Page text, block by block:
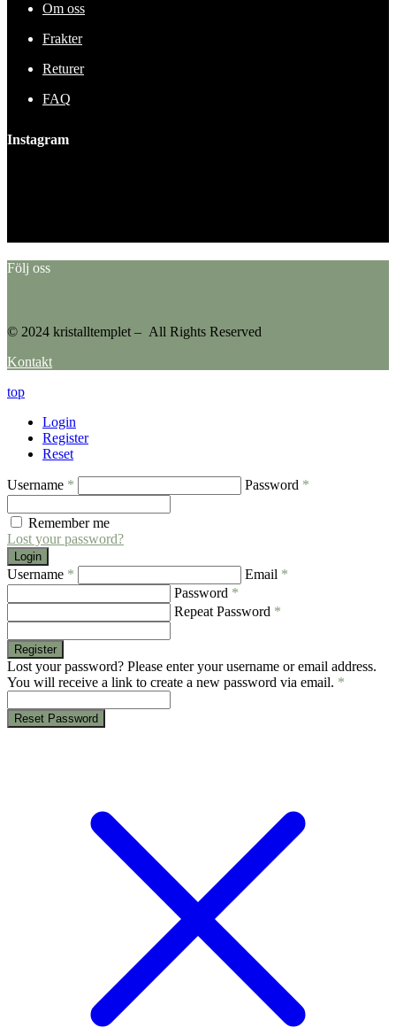
Om oss
Frakter
Returer
FAQ
Instagram
Följ oss
© 2024 kristalltemplet – All Rights Reserved
Kontakt
top
Login
Register
Reset
Username * Password *
Remember me
Lost your password?
Login
Username * Email *
Password *
Repeat Password *
Register
Lost your password? Please enter your username or email address.
You will receive a link to create a new password via email. *
Reset Password